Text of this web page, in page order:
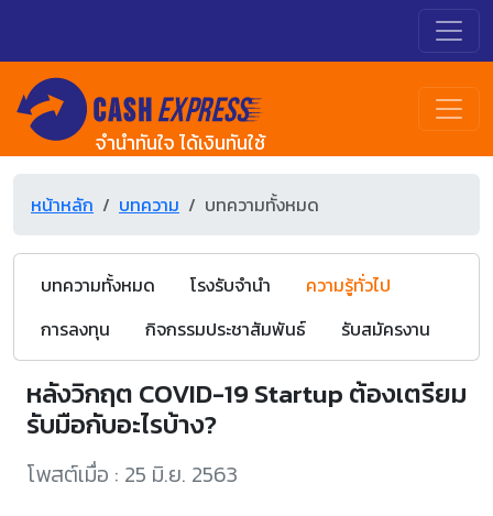
จำนำทันใจ ได้เงินทันใช้
หน้าหลัก บทความ บทความทั้งหมด
บทความทั้งหมด โรงรับจำนำ
ความรู้ทั่วไป
การลงทุน
กิจกรรมประชาสัมพันธ์ รับสมัครงาน
หลังวิกฤต COVID-19 Startup ต้องเตรียม
รับมือกับอะไรบ้าง?
โพสต์เมื่อ : 25 มิ.ย. 2563